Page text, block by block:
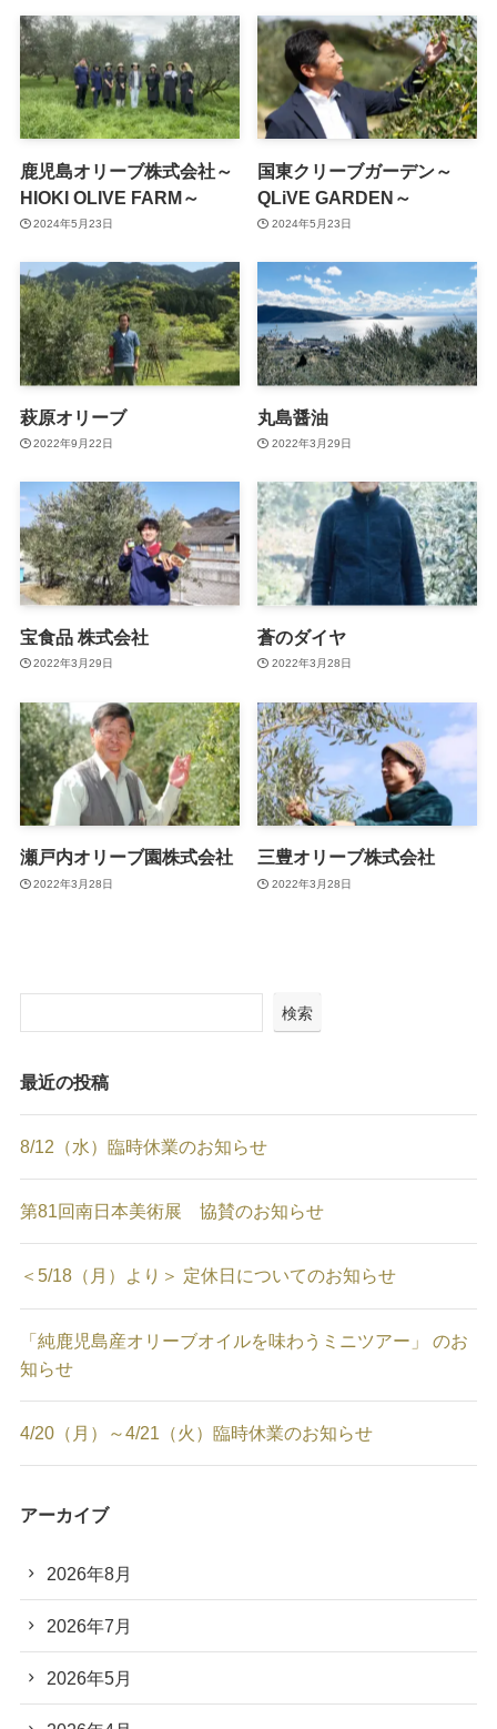
鹿児島オリーブ株式会社～
HIOKI OLIVE FARM～
2024年5月23日
国東クリーブガーデン～
QLiVE GARDEN～
2024年5月23日
萩原オリーブ
2022年9月22日
丸島醤油
2022年3月29日
宝食品 株式会社
2022年3月29日
蒼のダイヤ
2022年3月28日
瀬戸内オリーブ園株式会社
2022年3月28日
三豊オリーブ株式会社
2022年3月28日
検索
最近の投稿
8/12（水）臨時休業のお知らせ
第81回南日本美術展 協賛のお知らせ
＜5/18（月）より＞ 定休日についてのお知らせ
「純鹿児島産オリーブオイルを味わうミニツアー」 のお
知らせ
4/20（月）～4/21（火）臨時休業のお知らせ
アーカイブ
2026年8月
2026年7月
2026年5月